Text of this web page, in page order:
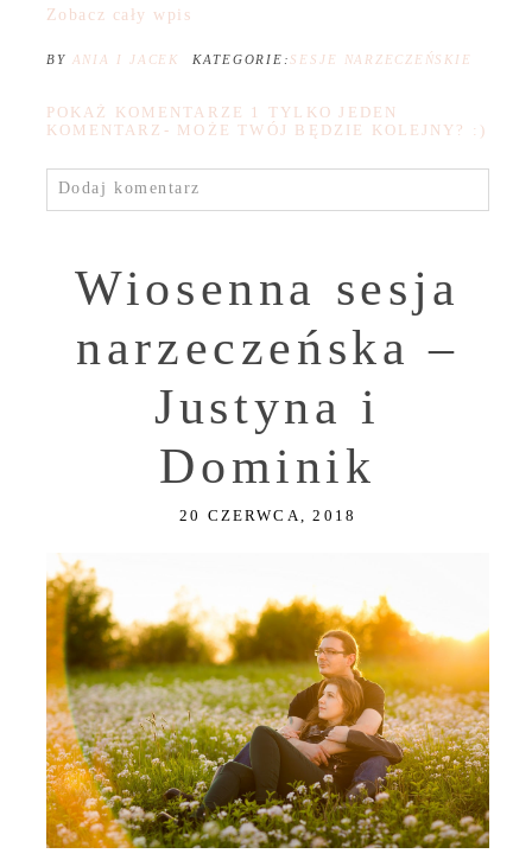
Zobacz cały wpis
BY ANIA I JACEK KATEGORIE:SESJE NARZECZEŃSKIE
POKAŻ KOMENTARZE
1 TYLKO JEDEN
KOMENTARZ- MOŻE TWÓJ BĘDZIE KOLEJNY? :)
Dodaj komentarz
Wiosenna sesja
narzeczeńska –
Justyna i
Dominik
20 CZERWCA, 2018